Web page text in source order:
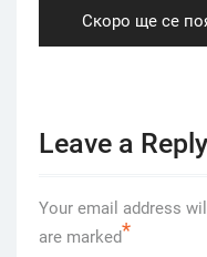
Next
post:
Скоро ще се
Leave a Reply
Your email address
are marked*